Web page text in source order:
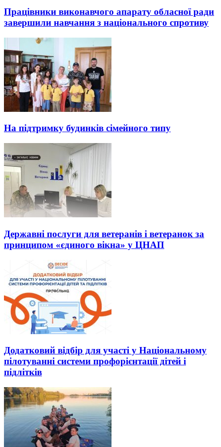
Працівники виконавчого апарату обласної ради
завершили навчання з національного спротиву
На підтримку будинків сімейного типу
Державні послуги для ветеранів і ветеранок за
принципом «єдиного вікна» у ЦНАП
Додатковий відбір для участі у Національному
пілотуванні системи профорієнтації дітей і
підлітків